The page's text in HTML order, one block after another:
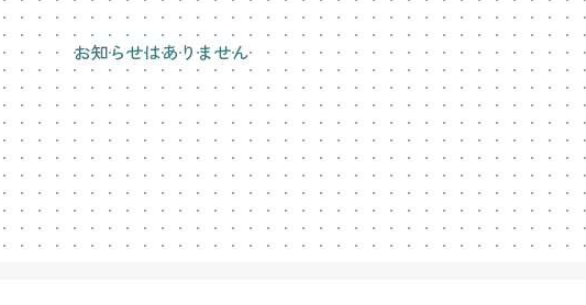
お知らせはありません